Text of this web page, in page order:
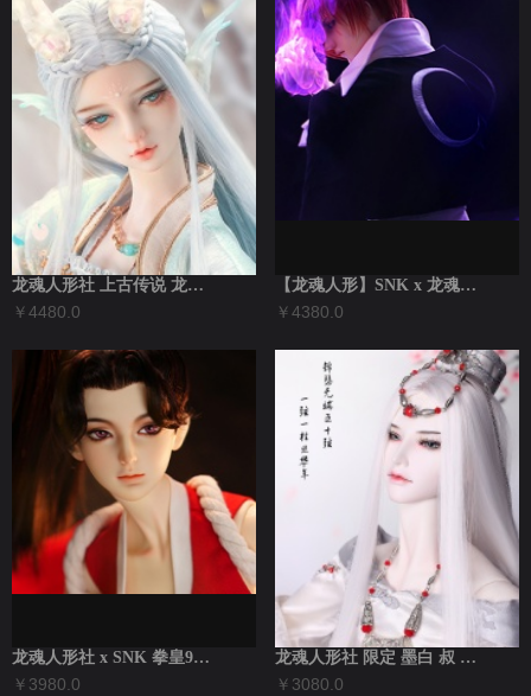
龙魂人形社 上古传说 龙女·纨绮衫 3分...
￥4480.0
【龙魂人形】SNK x 龙魂人形社合作款...
￥4380.0
龙魂人形社 x SNK 拳皇97合作款 ...
￥3980.0
龙魂人形社 限定 墨白 叔 古风BJD娃...
￥3080.0